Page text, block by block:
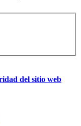
del sitio web